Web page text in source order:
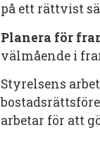
på ett rättvist
Planera för
välmående i
Styrelsens
arbetar för att